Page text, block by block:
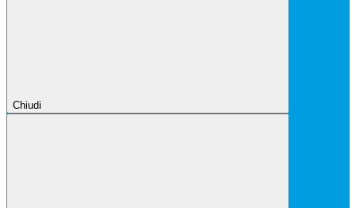
Chiudi